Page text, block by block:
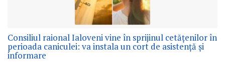
Consiliul raional Ialoveni vine în sprijinul cetățenilor în
perioada caniculei: va instala un cort de asistență și
informare